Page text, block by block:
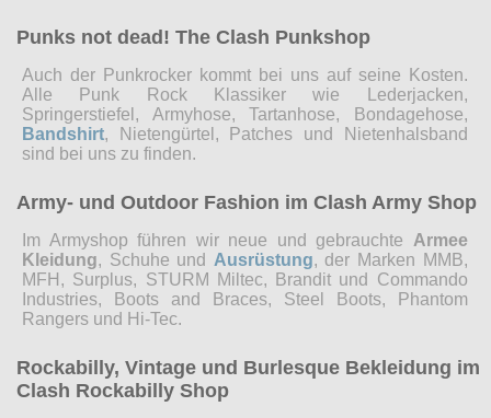
Punks not dead! The Clash Punkshop
Auch der Punkrocker kommt bei uns auf seine Kosten.
Alle Punk Rock Klassiker wie Lederjacken,
Springerstiefel, Armyhose, Tartanhose, Bondagehose,
Bandshirt, Nietengürtel, Patches und Nietenhalsband
sind bei uns zu finden.
Army- und Outdoor Fashion im Clash Army Shop
Im Armyshop führen wir neue und gebrauchte Armee
Kleidung, Schuhe und Ausrüstung, der Marken MMB,
MFH, Surplus, STURM Miltec, Brandit und Commando
Industries, Boots and Braces, Steel Boots, Phantom
Rangers und Hi-Tec.
Rockabilly, Vintage und Burlesque Bekleidung im
Clash Rockabilly Shop